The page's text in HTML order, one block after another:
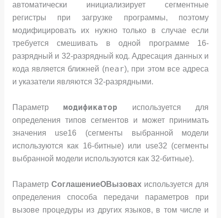
автоматически инициализирует сегментные
регистры при загрузке программы, поэтому
модифицировать их нужно только в случае если
требуется смешивать в одной программе 16-
разрядный и 32-разрядный код. Адресация данных и
кода является ближней (near), при этом все адреса
и указатели являются 32-разрядными.
Параметрмодификатор используется для
определения типов сегментов и может принимать
значения use16 (сегменты выбранной модели
используются как 16-битные) или use32 (сегменты
выбранной модели используются как 32-битные).
Параметр СоглашениеОВызовахиспользуется для
определения способа передачи параметров при
вызове процедуры из других языков, в том числе и